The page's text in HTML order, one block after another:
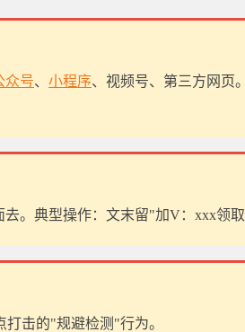
众号、 小程序、视频号、第三方网页
。典型操作：文末留"加V：xxx领
击的"规避检测"行为。